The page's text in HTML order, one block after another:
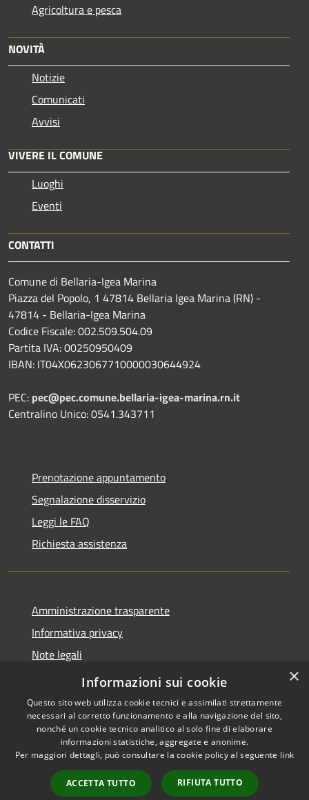
Agricoltura e pesca
NOVITÀ
Notizie
Comunicati
Avvisi
VIVERE IL COMUNE
Luoghi
Eventi
CONTATTI
Comune di Bellaria-Igea Marina
Piazza del Popolo, 1 47814 Bellaria Igea Marina (RN) -
47814 - Bellaria-Igea Marina
Codice Fiscale: 002.509.504.09
Partita IVA: 00250950409
IBAN: IT04X0623067710000030644924
PEC: pec@pec.comune.bellaria-igea-marina.rn.it
Centralino Unico: 0541.343711
Prenotazione appuntamento
Segnalazione disservizio
Leggi le FAQ
Richiesta assistenza
Amministrazione trasparente
Informativa privacy
Note legali
Dichiarazione di accessibilità
Accessibilità
Copyright © 2026 • Comune di
Bellaria Igea Marina • Powered
byMunicipium
Accesso
redazione
×
Informazioni sui cookie
Questo sito web utilizza cookie tecnici e assimilati strettamente
necessari al corretto funzionamento e alla navigazione del sito,
nonché un cookie tecnico analitico al solo fine di elaborare
informazioni statistiche, aggregate e anonime.
Per maggiori dettagli, può consultare la cookie policy al seguente link
ACCETTA TUTTO RIFIUTA TUTTO